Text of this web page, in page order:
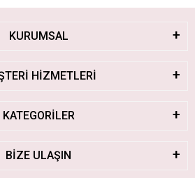
KURUMSAL
HİZMETLERİ
KATEGORİLER
BİZE ULAŞIN